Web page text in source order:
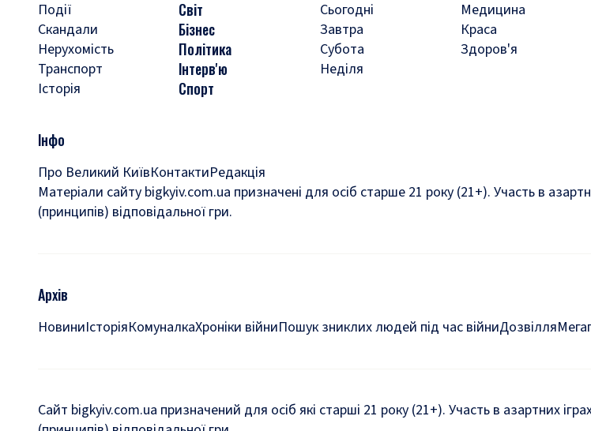
Події
Скандали
Нерухомість
Транспорт
Історія
Світ
Бізнес
Політика
Інтерв'ю
Спорт
Сьогодні
Завтра
Субота
Неділя
Медицина
Краса
Здоров'я
Інфо
Про Великий КиївКонтактиРедакція
Матеріали сайту bigkyiv.com.ua призначені для осіб старше 21 року (21+). Участь в
(принципів) відповідальної гри.
Архів
НовиниІсторіяКомуналкаХроніки війниПошук зниклих людей під час війниДозвілля
Сайт bigkyiv.com.ua призначений для осіб які старші 21 року (21+). Участь в азартних